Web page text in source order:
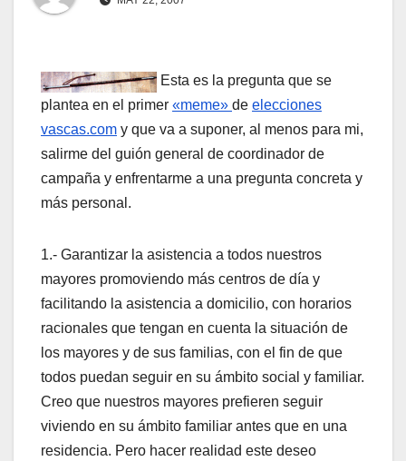
Esta es la pregunta que se
plantea en el primer «meme» de elecciones
vascas.com y que va a suponer, al menos para mi,
salirme del guión general de coordinador de
campaña y enfrentarme a una pregunta concreta y
más personal.
1.- Garantizar la asistencia a todos nuestros
mayores promoviendo más centros de dí­a y
facilitando la asistencia a domicilio, con horarios
racionales que tengan en cuenta la situación de
los mayores y de sus familias, con el fin de que
todos puedan seguir en su ámbito social y familiar.
Creo que nuestros mayores prefieren seguir
viviendo en su ámbito familiar antes que en una
residencia. Pero hacer realidad este deseo